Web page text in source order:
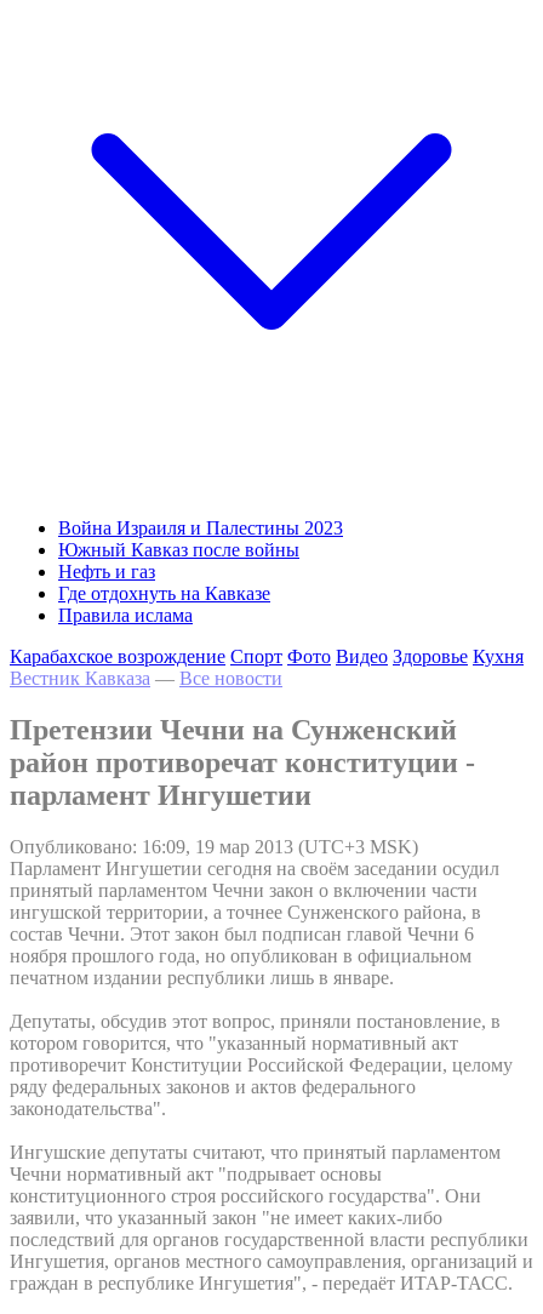
Война Израиля и Палестины 2023
Южный Кавказ после войны
Нефть и газ
Где отдохнуть на Кавказе
Правила ислама
Карабахское возрождение Спорт Фото Видео Здоровье Кухня
Вестник Кавказа — Все новости
Претензии Чечни на Сунженский
район противоречат конституции -
парламент Ингушетии
Опубликовано: 16:09, 19 мар 2013 (UTC+3 MSK)
Парламент Ингушетии сегодня на своём заседании осудил
принятый парламентом Чечни закон о включении части
ингушской территории, а точнее Сунженского района, в
состав Чечни. Этот закон был подписан главой Чечни 6
ноября прошлого года, но опубликован в официальном
печатном издании республики лишь в январе.
Депутаты, обсудив этот вопрос, приняли постановление, в
котором говорится, что "указанный нормативный акт
противоречит Конституции Российской Федерации, целому
ряду федеральных законов и актов федерального
законодательства".
Ингушские депутаты считают, что принятый парламентом
Чечни нормативный акт "подрывает основы
конституционного строя российского государства". Они
заявили, что указанный закон "не имеет каких-либо
последствий для органов государственной власти республики
Ингушетия, органов местного самоуправления, организаций и
граждан в республике Ингушетия", - передаёт ИТАР-ТАСС.